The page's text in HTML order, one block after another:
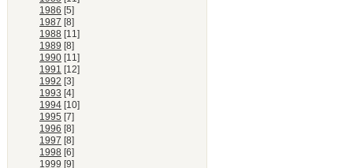
1986 [5]
1987 [8]
1988 [11]
1989 [8]
1990 [11]
1991 [12]
1992 [3]
1993 [4]
1994 [10]
1995 [7]
1996 [8]
1997 [8]
1998 [6]
1999 [9]